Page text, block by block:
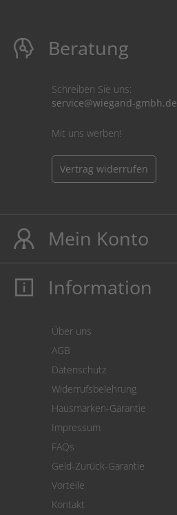
Beratung
Schreiben Sie uns:
service@wiegand-gmbh.de
Mit uns werben!
Vertrag widerrufen
Mein Konto
Mein Konto
Cookie Einstellungen
Information
Über uns
AGB
Datenschutz
Widerrufsbelehrung
Hausmarken-Garantie
Impressum
FAQs
Geld-Zurück-Garantie
Vorteile
Kontakt